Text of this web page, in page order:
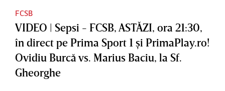
FCSB
VIDEO | Sepsi - FCSB, ASTĂZI, ora 21:30,
în direct pe Prima Sport 1 şi PrimaPlay.ro!
Ovidiu Burcă vs. Marius Baciu, la Sf.
Gheorghe